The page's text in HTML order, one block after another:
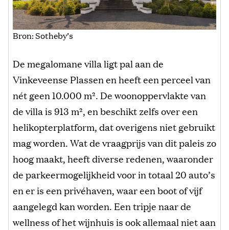
Bron: Sotheby’s
De megalomane villa ligt pal aan de
Vinkeveense Plassen en heeft een perceel van
nét geen 10.000 m². De woonoppervlakte van
de villa is 913 m², en beschikt zelfs over een
helikopterplatform, dat overigens niet gebruikt
mag worden. Wat de vraagprijs van dit paleis zo
hoog maakt, heeft diverse redenen, waaronder
de parkeermogelijkheid voor in totaal 20 auto’s
en er is een privéhaven, waar een boot of vijf
aangelegd kan worden. Een tripje naar de
wellness of het wijnhuis is ook allemaal niet aan